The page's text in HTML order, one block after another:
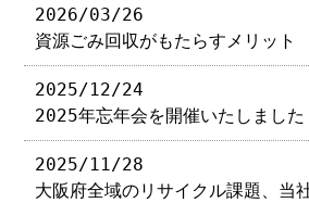
2026/03/26
資源ごみ回収がもたらすメリット
2025/12/24
2025年忘年会を開催いたしました
2025/11/28
大阪府全域のリサイクル課題、当